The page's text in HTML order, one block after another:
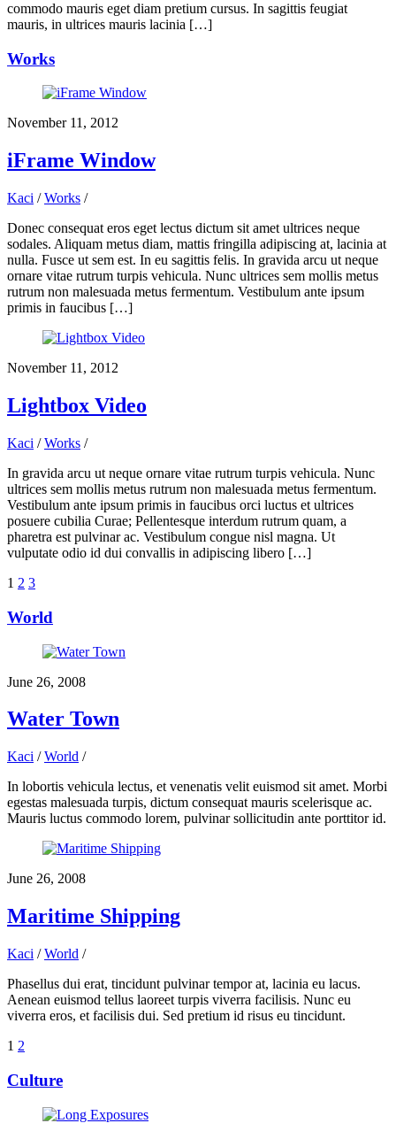
commodo mauris eget diam pretium cursus. In sagittis feugiat
mauris, in ultrices mauris lacinia […]
Works
November 11, 2012
iFrame Window
Kaci / Works /
Donec consequat eros eget lectus dictum sit amet ultrices neque
sodales. Aliquam metus diam, mattis fringilla adipiscing at, lacinia at
nulla. Fusce ut sem est. In eu sagittis felis. In gravida arcu ut neque
ornare vitae rutrum turpis vehicula. Nunc ultrices sem mollis metus
rutrum non malesuada metus fermentum. Vestibulum ante ipsum
primis in faucibus […]
November 11, 2012
Lightbox Video
Kaci / Works /
In gravida arcu ut neque ornare vitae rutrum turpis vehicula. Nunc
ultrices sem mollis metus rutrum non malesuada metus fermentum.
Vestibulum ante ipsum primis in faucibus orci luctus et ultrices
posuere cubilia Curae; Pellentesque interdum rutrum quam, a
pharetra est pulvinar ac. Vestibulum congue nisl magna. Ut
vulputate odio id dui convallis in adipiscing libero […]
1 2 3
World
June 26, 2008
Water Town
Kaci / World /
In lobortis vehicula lectus, et venenatis velit euismod sit amet. Morbi
egestas malesuada turpis, dictum consequat mauris scelerisque ac.
Mauris luctus commodo lorem, pulvinar sollicitudin ante porttitor id.
June 26, 2008
Maritime Shipping
Kaci / World /
Phasellus dui erat, tincidunt pulvinar tempor at, lacinia eu lacus.
Aenean euismod tellus laoreet turpis viverra facilisis. Nunc eu
viverra eros, et facilisis dui. Sed pretium id risus eu tincidunt.
1 2
Culture